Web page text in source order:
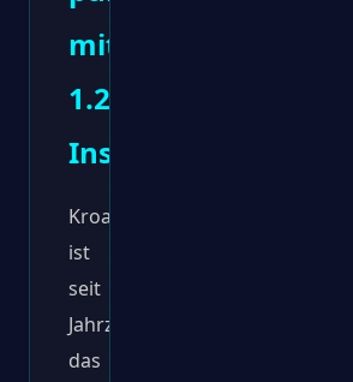
mit
1.200
Inseln
Kroatien
ist
seit
Jahrzehnten
das